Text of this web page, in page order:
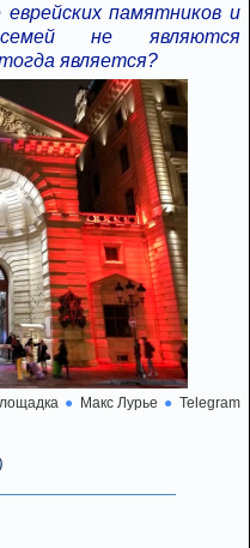
еврейских памятников и
семей не являются
является?
Макс Лурье Telegram